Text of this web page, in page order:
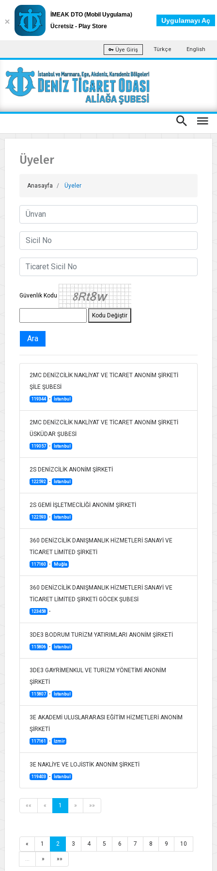
Üye Giriş Türkçe English
Üyeler
Anasayfa Üyeler
Güvenlik Kodu
Kodu Değiştir
Ara
2MC DENİZCİLİK NAKLİYAT VE TİCARET ANONİM ŞİRKETİ
ŞİLE ŞUBESİ
119344 - İstanbul
2MC DENİZCİLİK NAKLİYAT VE TİCARET ANONİM ŞİRKETİ
ÜSKÜDAR ŞUBESİ
119057 - İstanbul
2S DENİZCİLİK ANONİM ŞİRKETİ
122592 - İstanbul
2S GEMİ İŞLETMECİLİĞİ ANONİM ŞİRKETİ
122593 - İstanbul
360 DENİZCİLİK DANIŞMANLIK HİZMETLERİ SANAYİ VE
TİCARET LİMİTED ŞİRKETİ
117160 - Muğla
360 DENİZCİLİK DANIŞMANLIK HİZMETLERİ SANAYİ VE
TİCARET LİMİTED ŞİRKETİ GÖCEK ŞUBESİ
123458 -
3DE3 BODRUM TURİZM YATIRIMLARI ANONİM ŞİRKETİ
115806 - İstanbul
3DE3 GAYRİMENKUL VE TURİZM YÖNETİMİ ANONİM
ŞİRKETİ
115807 - İstanbul
3E AKADEMİ ULUSLARARASI EĞİTİM HİZMETLERİ ANONİM
ŞİRKETİ
117161 - İzmir
3E NAKLİYE VE LOJİSTİK ANONİM ŞİRKETİ
119403 - İstanbul
«« « 1 » »»
« 1 2 3 4 5 6 7 8 9 10
» »»
İMEAK DTO (Mobil Uygulama)
Ücretsiz - Play Store
Uygulamayı Aç